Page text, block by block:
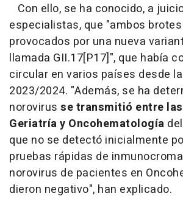
Con ello, se ha conocido, a
especialistas, que "ambos
provocados por una nueva
llamada GII.17[P17]", que había
circular en varios países desde
2023/2024. "Además, se ha
norovirus se transmitió entre
Geriatría y Oncohematología
que no se detectó inicialmente
pruebas rápidas de
norovirus de pacientes en
dieron negativo", han explicado.